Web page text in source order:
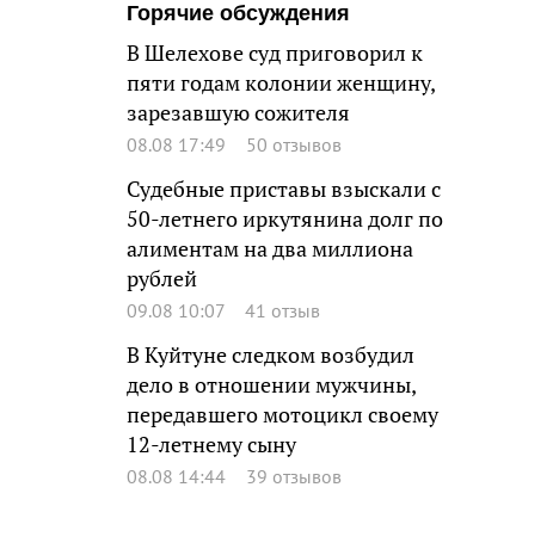
Горячие обсуждения
В Шелехове суд приговорил к
пяти годам колонии женщину,
зарезавшую сожителя
08.08 17:49 50 отзывов
Судебные приставы взыскали с
50-летнего иркутянина долг по
алиментам на два миллиона
рублей
09.08 10:07 41 отзыв
В Куйтуне следком возбудил
дело в отношении мужчины,
передавшего мотоцикл своему
12-летнему сыну
08.08 14:44 39 отзывов